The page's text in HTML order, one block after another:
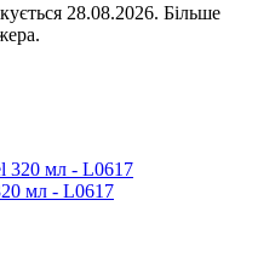
28.08.2026. Більше
мл - L0617